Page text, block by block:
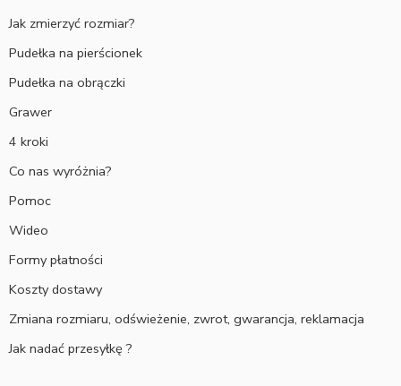
Jak zmierzyć rozmiar?
Pudełka na pierścionek
Pudełka na obrączki
Grawer
4 kroki
Co nas wyróżnia?
Pomoc
Wideo
Formy płatności
Koszty dostawy
Zmiana rozmiaru, odświeżenie, zwrot, gwarancja, reklamacja
Jak nadać przesyłkę ?